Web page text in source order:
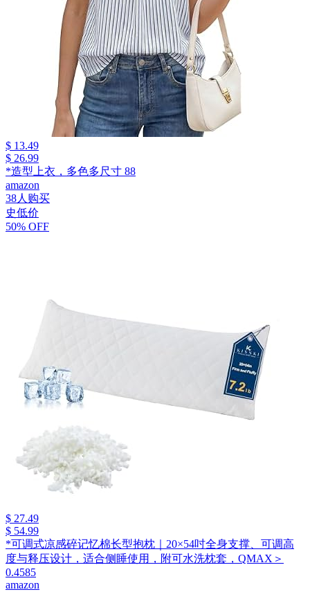
$ 13.49
$ 26.99
*造型上衣，多色多尺寸 88
amazon
38人购买
史低价
50% OFF
$ 27.49
$ 54.99
*可调式凉感碎记忆棉长型抱枕｜20×54吋全身支撑、可调高
度与释压设计，适合侧睡使用，附可水洗枕套，QMAX＞
0.4585
amazon